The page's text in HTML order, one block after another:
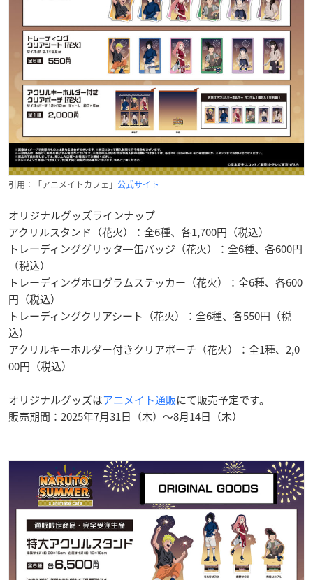
引用：「アニメイトカフェ」 公式サイト
オリジナルグッズラインナップ
アクリルスタンド（花火）：全6種、各1,700円（税込）
トレーディンググリッタ―缶バッジ（花火）：全6種、各600円
（税込）
トレーディングホログラムステッカー（花火）：全6種、各600
円（税込）
トレーディングクリアシート（花火）：全6種、各550円（税
込）
アクリルキーホルダー付きクリアポーチ（花火）：全1種、2,0
00円（税込）
オリジナルグッズはアニメイト通販にて販売予定です。
販売期間：2025年7月31日（木）～8月14日（木）